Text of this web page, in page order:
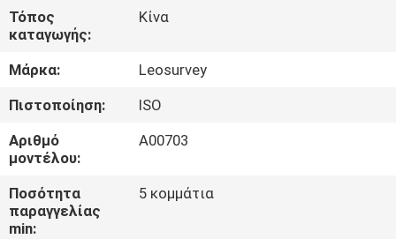
ΕΜΕΊΣ
ΓΎΡΟΣ
ΕΡΓΟΣΤΑΣΊΩΝ
ΠΟΙΟΤΙΚΌΣ
ΈΛΕΓΧΟΣ
Τόπος
καταγωγής:
Κίνα
Μάρκα:
Leosurvey
Πιστοποίηση:
ISO
Αριθμό
μοντέλου:
A00703
Ποσότητα
παραγγελίας
min:
5 κομμάτια